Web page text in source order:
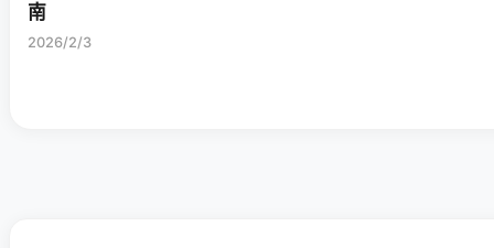
南
2026/2/3